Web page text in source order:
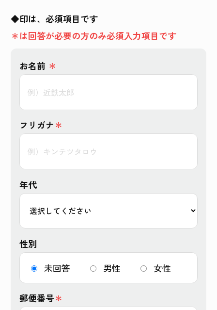
◆印は、必須項目です
＊は回答が必要の方のみ必須入力項目です
お名前 ＊
フリガナ＊
年代
性別
未回答
男性 女性
郵便番号＊